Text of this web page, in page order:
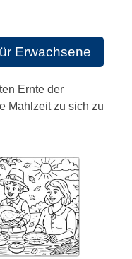
Erwachsene
Ernte der
Mahlzeit zu sich zu